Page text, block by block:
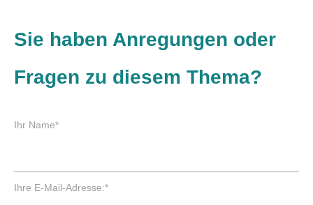
Sie haben Anregungen oder
Fragen zu diesem Thema?
P
h
Ihr Name*
P
Ihre E-Mail-Adresse:*